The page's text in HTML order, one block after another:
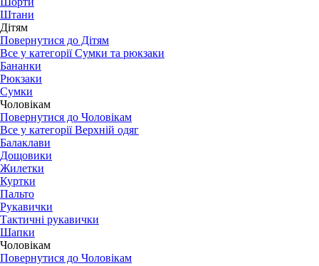
Штани
Дітям
Повернутися до Дітям
Все у категорії Сумки та рюкзаки
Бананки
Рюкзаки
Сумки
Чоловікам
Повернутися до Чоловікам
Все у категорії Верхній одяг
Балаклави
Дощовики
Жилетки
Куртки
Пальто
Рукавички
Тактичні рукавички
Шапки
Чоловікам
Повернутися до Чоловікам